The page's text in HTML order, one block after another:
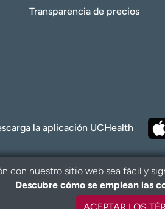
Transparencia de precios
la aplicación UCHealth
con nuestro sitio web sea fácil y
Descubre cómo se emplean las